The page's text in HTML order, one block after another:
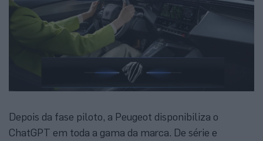
Depois da fase piloto, a Peugeot disponibiliza o
ChatGPT em toda a gama da marca. De série e